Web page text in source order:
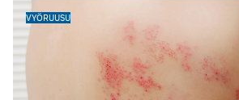
VYÖRUUSU